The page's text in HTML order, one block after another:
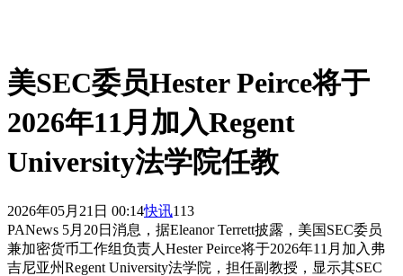
美SEC委员Hester Peirce将于
2026年11月加入Regent
University法学院任教
2026年05月21日 00:14快讯113
PANews 5月20日消息，据Eleanor Terrett披露，美国SEC委员
兼加密货币工作组负责人Hester Peirce将于2026年11月加入弗
吉尼亚州Regent University法学院，担任副教授，显示其SEC